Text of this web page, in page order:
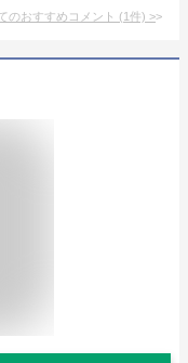
のおすすめコメント (1件) >